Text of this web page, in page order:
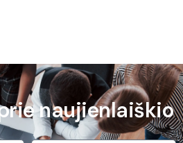
naujienlaiškio